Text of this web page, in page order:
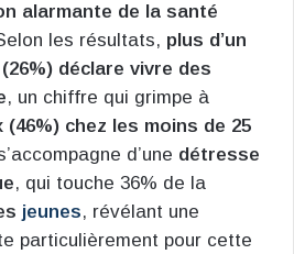
alarmante de la santé
les résultats, plus d’un
déclare vivre des
, un chiffre qui grimpe à
chez les moins de 25
d’une détresse
, qui touche 36% de la
jeunes, révélant une
particulièrement pour cette